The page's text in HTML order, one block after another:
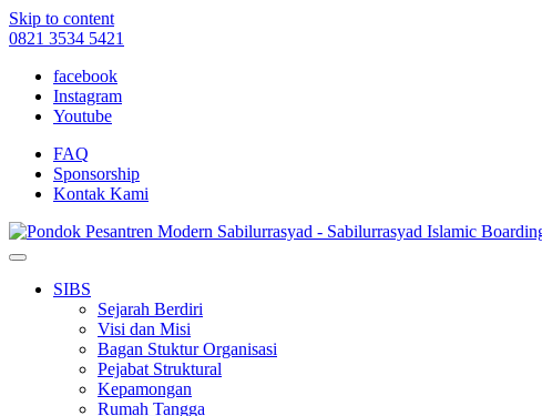
Skip to content
0821 3534 5421
facebook
Instagram
Youtube
FAQ
Sponsorship
Kontak Kami
SIBS
Sejarah Berdiri
Visi dan Misi
Bagan Stuktur Organisasi
Pejabat Struktural
Kepamongan
Rumah Tangga